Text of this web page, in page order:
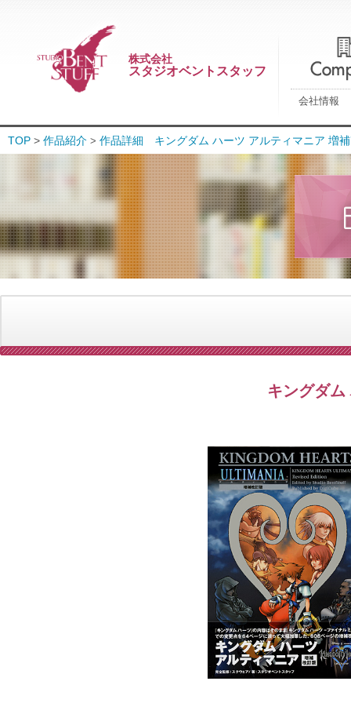
株式会社
スタジオベントスタッフ
会社情報
TOP > 作品紹介 > 作品詳細 キングダム ハーツ アルティマニア 増
キングダ